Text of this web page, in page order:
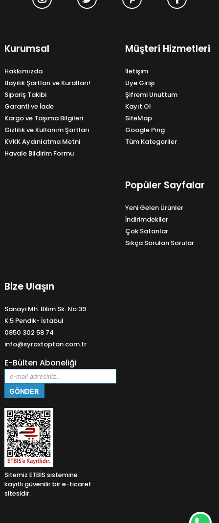
Kurumsal
Hakkımızda
Bayilik Şartları ve Kuralları!
Sipariş Takibi
Garanti ve İade
Kargo ve Taşıma Bilgileri
Gizlilik ve Kullanım Şartları
KVKK Aydınlatma Metni
Havale Bildirim Formu
Müşteri Hizmetleri
İletişim
Üye Girişi
Şifremi Unuttum
Kayıt Ol
SiteMap
Google Ping
Tüm Kategoriler
Popüler Sayfalar
Yeni Gelen Ürünler
İndirimdekiler
Çok Satanlar
Sıkça Sorulan Sorular
Bize Ulaşın
Sanayi Mh. Bilim Sk. No:39
K:5 Pendik- İstabul
0850 302 58 74
info@syroxtoptan.com.tr
E-Bülten Aboneliği
Sitemiz ETBİS sistemine
kayıtlı güvenilir bir e-ticaret
sitesidir.